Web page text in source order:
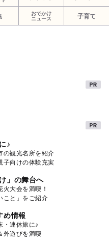
おでかけ
ニュース
子育て
♪
の観光名所を紹介
子向けの体験充実
」の舞台へ
大会を満喫！
こと」をご紹介
め情報
・連休旅に♪
外遊びを満喫